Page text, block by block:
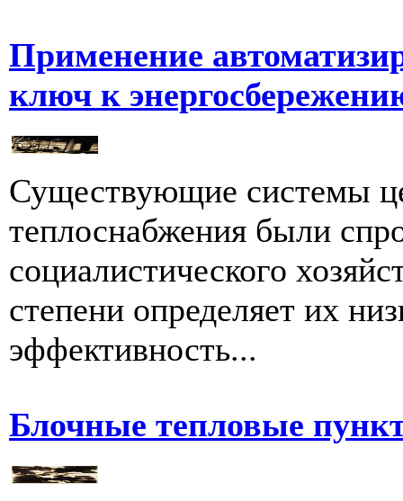
Применение
ключ к
Существующие системы
теплоснабжения были
социалистического
степени определяет их
эффективность...
Блочные тепловые